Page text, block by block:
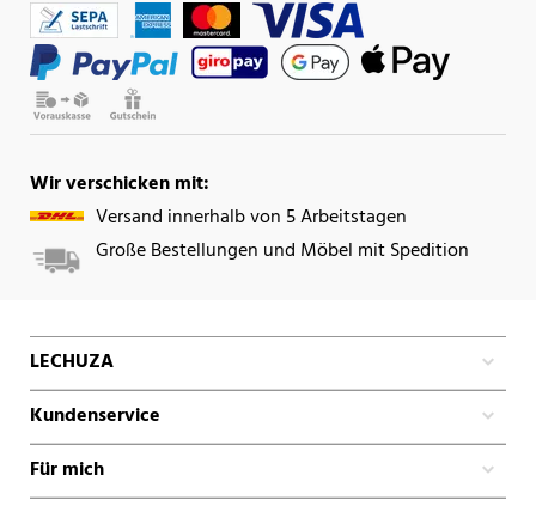
Wir verschicken mit:
Versand innerhalb von 5 Arbeitstagen
Große Bestellungen und Möbel mit Spedition
LECHUZA
Kundenservice
Für mich